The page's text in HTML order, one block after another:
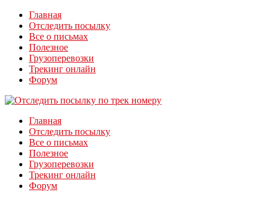
Главная
Отследить посылку
Все о письмах
Полезное
Грузоперевозки
Трекинг онлайн
Форум
Главная
Отследить посылку
Все о письмах
Полезное
Грузоперевозки
Трекинг онлайн
Форум